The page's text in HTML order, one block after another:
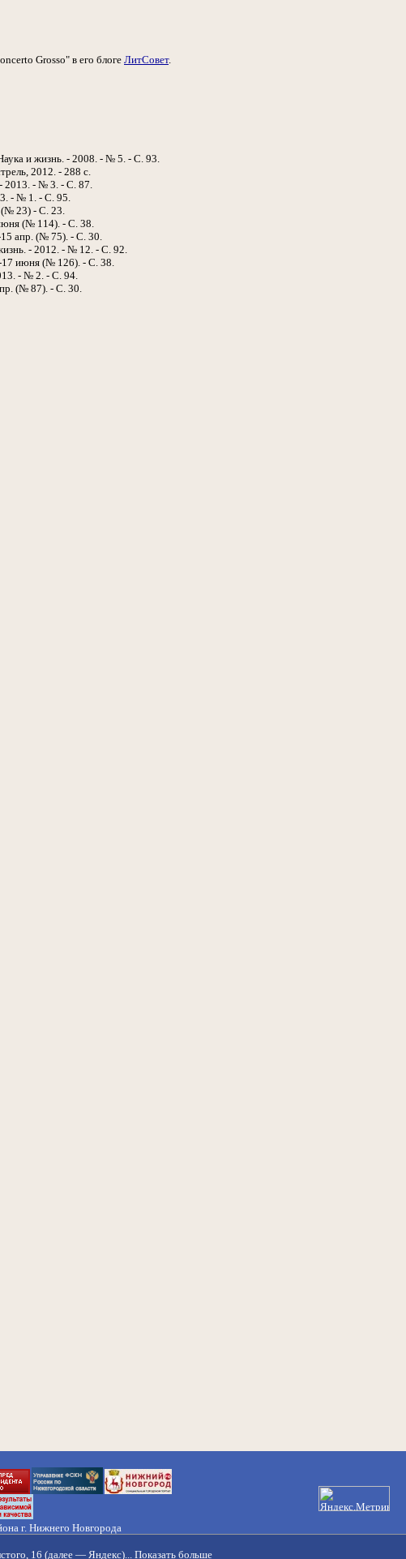
Grosso" в его блоге ЛитСовет.
и жизнь. - 2008. - № 5. - С. 93.
2012. - 288 с.
- 2013. - № 3. - С. 87.
- № 1. - С. 95.
(№ 23) - С. 23.
(№ 114). - С. 38.
15 апр. (№ 75). - С. 30.
- 2012. - № 12. - С. 92.
17 июня (№ 126). - С. 38.
- № 2. - С. 94.
(№ 87). - С. 30.
г. Нижнего Новгорода
16 (далее — Яндекс)... Показать больше